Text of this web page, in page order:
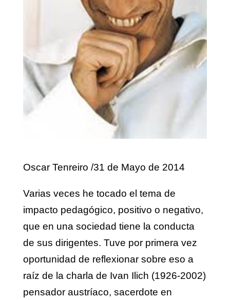
Oscar Tenreiro /31 de Mayo de 2014
Varias veces he tocado el tema de
impacto pedagógico, positivo o negativo,
que en una sociedad tiene la conducta
de sus dirigentes. Tuve por primera vez
oportunidad de reflexionar sobre eso a
raíz de la charla de Ivan Ilich (1926-2002)
pensador austríaco, sacerdote en